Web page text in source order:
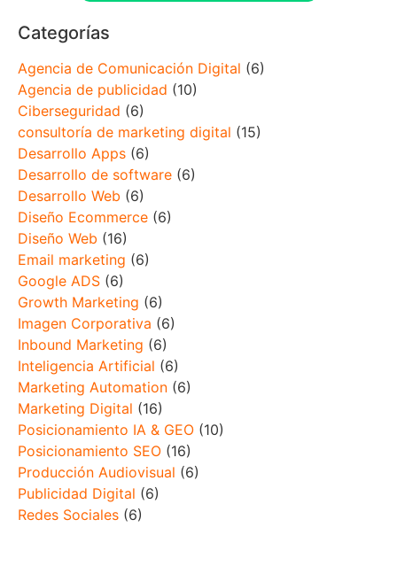
Categorías
Agencia de Comunicación Digital (6)
Agencia de publicidad (10)
Ciberseguridad (6)
consultoría de marketing digital (15)
Desarrollo Apps (6)
Desarrollo de software (6)
Desarrollo Web (6)
Diseño Ecommerce (6)
Diseño Web (16)
Email marketing (6)
Google ADS (6)
Growth Marketing (6)
Imagen Corporativa (6)
Inbound Marketing (6)
Inteligencia Artificial (6)
Marketing Automation (6)
Marketing Digital (16)
Posicionamiento IA & GEO (10)
Posicionamiento SEO (16)
Producción Audiovisual (6)
Publicidad Digital (6)
Redes Sociales (6)